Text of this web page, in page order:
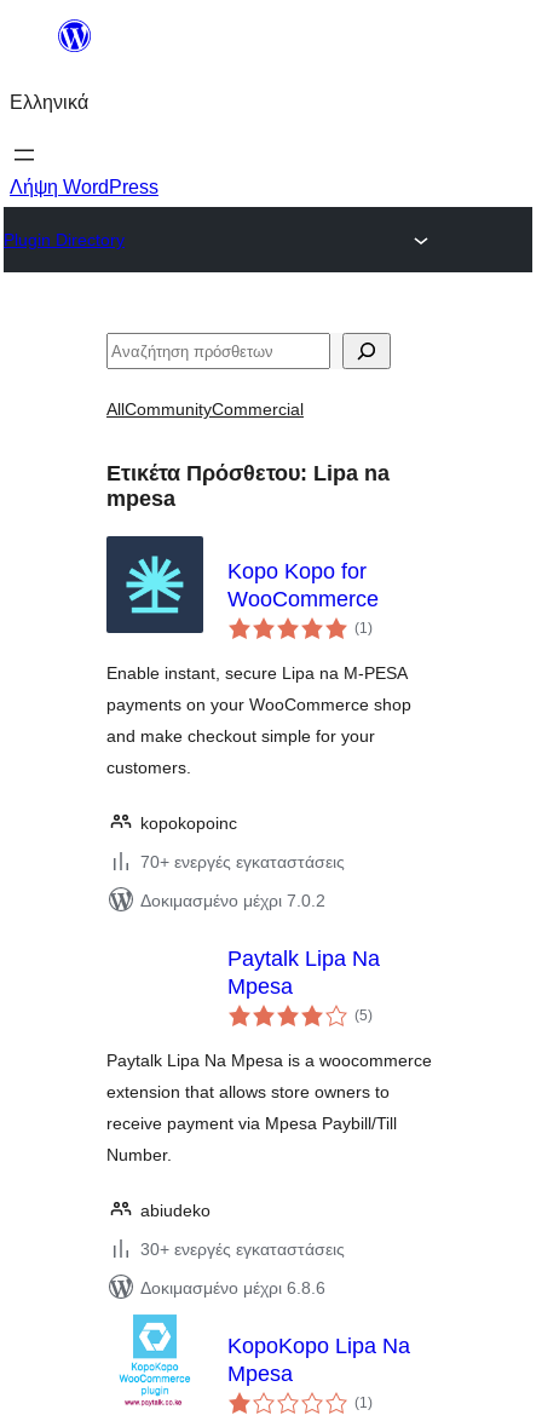
Μετάβαση
περιεχόμενο
Ελληνικά
Λήψη WordPress
Plugin Directory
Αναζήτηση
AllCommunityCommercial
Ετικέτα Πρόσθετου: Lipa na
mpesa
Kopo Kopo for
WooCommerce
(1αξιολογήσεις
σύνολο
)
Enable instant, secure Lipa na M-PESA
payments on your WooCommerce shop
and make checkout simple for your
customers.
kopokopoinc
70+ ενεργές εγκαταστάσεις
Δοκιμασμένο μέχρι 7.0.2
Paytalk Lipa Na
Mpesa
(5αξιολογήσεις
σύνολο
)
Paytalk Lipa Na Mpesa is a woocommerce
extension that allows store owners to
receive payment via Mpesa Paybill/Till
Number.
abiudeko
30+ ενεργές εγκαταστάσεις
Δοκιμασμένο μέχρι 6.8.6
KopoKopo Lipa Na
Mpesa
(1αξιολογήσεις
σύνολο
)